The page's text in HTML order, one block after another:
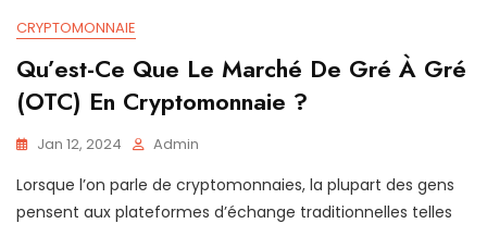
CRYPTOMONNAIE
Qu’est-Ce Que Le Marché De Gré À Gré
(OTC) En Cryptomonnaie ?
Jan 12, 2024 Admin
Lorsque l’on parle de cryptomonnaies, la plupart des gens
pensent aux plateformes d’échange traditionnelles telles